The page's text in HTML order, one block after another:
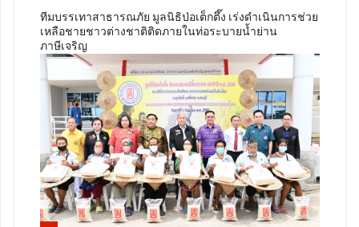
ทีมบรรเทาสาธารณภัย มูลนิธิป่อเต็กตึ๊ง เร่งดำเนินการช่วย
เหลือชายชาวต่างชาติติดภายในท่อระบายน้ำย่าน
ภาษีเจริญ